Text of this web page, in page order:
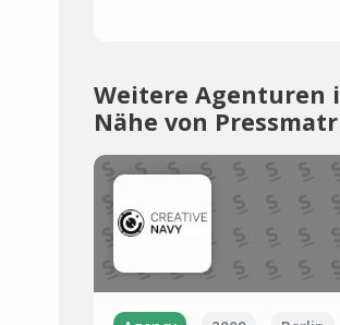
Weitere Agenturen
Nähe von